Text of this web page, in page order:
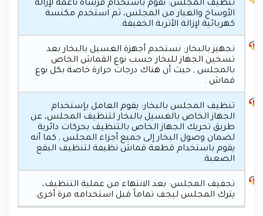
تنظيف المجلس: نقوم باستخدام فرشاة ناعمة لإزالة
الأوساخ والغبار من المجلس، ثم استخدم مكنسة
كهربائية لإزالة الأتربة الخفيفة.
تجهيز بالبخار: نستخدم أجهزة الغسيل بالبخار بعد
تسخين الجهاز للبخار حسب نوع القماش الخاص
بالمجلس , حيث أن هناك درجات حرارة خاصة بكل نوع
قماش .
تنظيف المجلس بالبخار: يقوم العامل بإستخدام
الجهاز الخاص بالغسيل بالبخار لتنظيف المجلس، عن
طريق تحريك الجهاز الخاص بالتنظيف بحركات دائرية
لضمان وصول البخار إلى جميع أجزاء المجلس , كما أنه
يقوم باستخدام قطعة قماش نظيفة لتنظيف البقع
الصعبة.
تجفيف المجلس: بعد الانتهاء من عملية التنظيف،
يترك المجلس ليجف تماماً قبل استخدامه مرة أخرى.